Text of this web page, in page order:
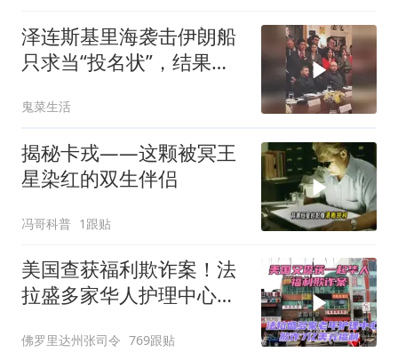
泽连斯基里海袭击伊朗船
只求当“投名状”，结果特
鬼菜生活
揭秘卡戎——这颗被冥王
星染红的双生伴侣
冯哥科普 1跟贴
美国查获福利欺诈案！法
拉盛多家华人护理中心欺
佛罗里达州张司令 769跟贴